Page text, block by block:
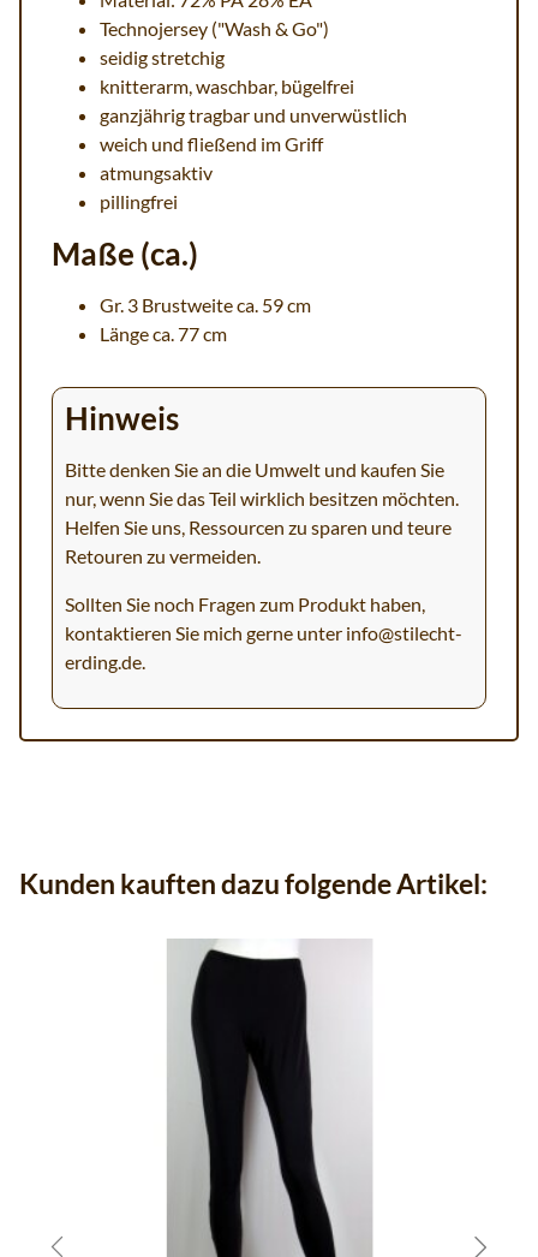
Technojersey ("Wash & Go")
seidig stretchig
knitterarm, waschbar, bügelfrei
ganzjährig tragbar und unverwüstlich
weich und fließend im Griff
atmungsaktiv
pillingfrei
Maße (ca.)
Gr. 3 Brustweite ca. 59 cm
Länge ca. 77 cm
Hinweis
Bitte denken Sie an die Umwelt und kaufen Sie
nur, wenn Sie das Teil wirklich besitzen möchten.
Helfen Sie uns, Ressourcen zu sparen und teure
Retouren zu vermeiden.
Sollten Sie noch Fragen zum Produkt haben,
kontaktieren Sie mich gerne unter info@stilecht-
erding.de.
Kunden kauften dazu folgende Artikel: